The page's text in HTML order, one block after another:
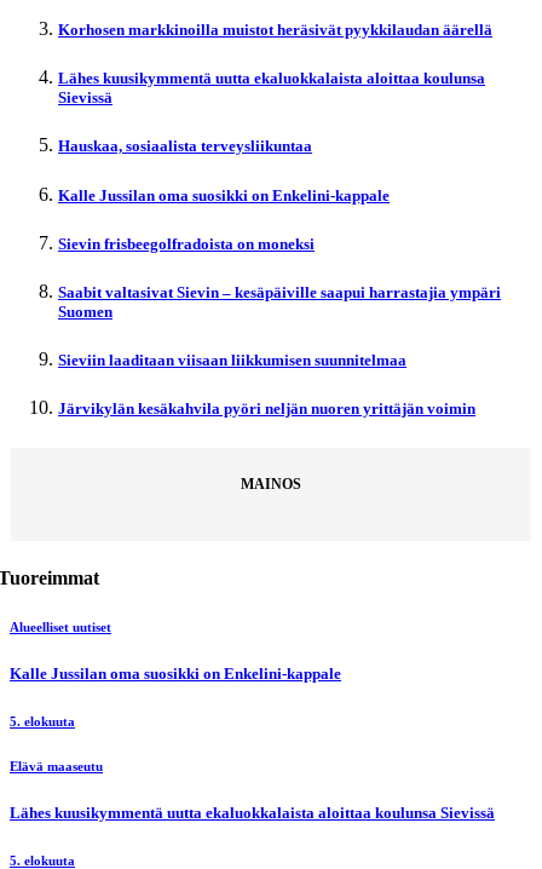
Korhosen markkinoilla muistot heräsivät pyykkilaudan äärellä
Lähes kuusikymmentä uutta ekaluokkalaista aloittaa koulunsa
Sievissä
Hauskaa, sosiaalista terveysliikuntaa
Kalle Jussilan oma suosikki on Enkelini-kappale
Sievin frisbeegolfradoista on moneksi
Saabit valtasivat Sievin – kesäpäiville saapui harrastajia ympäri
Suomen
Sieviin laaditaan viisaan liikkumisen suunnitelmaa
Järvikylän kesäkahvila pyöri neljän nuoren yrittäjän voimin
MAINOS
Alueelliset uutiset
Kalle Jussilan oma suosikki on Enkelini-kappale
5. elokuuta
Elävä maaseutu
Lähes kuusikymmentä uutta ekaluokkalaista aloittaa koulunsa Sievissä
5. elokuuta